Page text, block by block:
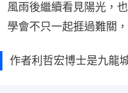
風雨後繼續看見陽光，
學會不只一起捱過難關
作者利哲宏博士是九龍